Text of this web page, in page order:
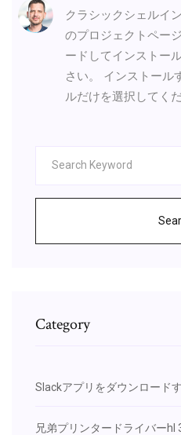
クラシックシェルイ
のプロジェクトペー
ードしてインストー
さい。 インストール
ルだけを選択してくだ
Category
Slackアプリをダウンロード
兄弟プリンタードライバーhl